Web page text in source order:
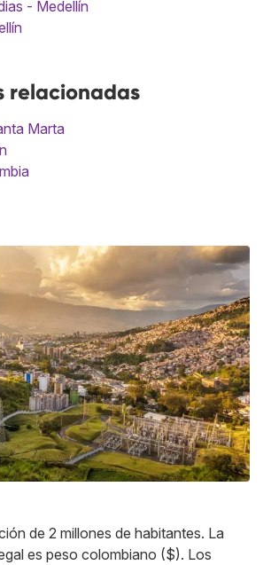
- Medellín
relacionadas
Marta
de 2 millones de habitantes. La
es peso colombiano ($). Los